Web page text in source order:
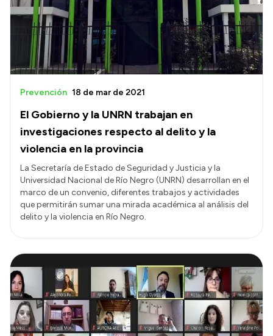
El Gobierno y la UNRN trabajan en
investigaciones respecto al delito y la
violencia en la provincia
Prevención 18 de mar de 2021
La Secretaría de Estado de Seguridad y Justicia y la
Universidad Nacional de Río Negro (UNRN) desarrollan en el
marco de un convenio, diferentes trabajos y actividades
que permitirán sumar una mirada académica al análisis del
delito y la violencia en Río Negro.